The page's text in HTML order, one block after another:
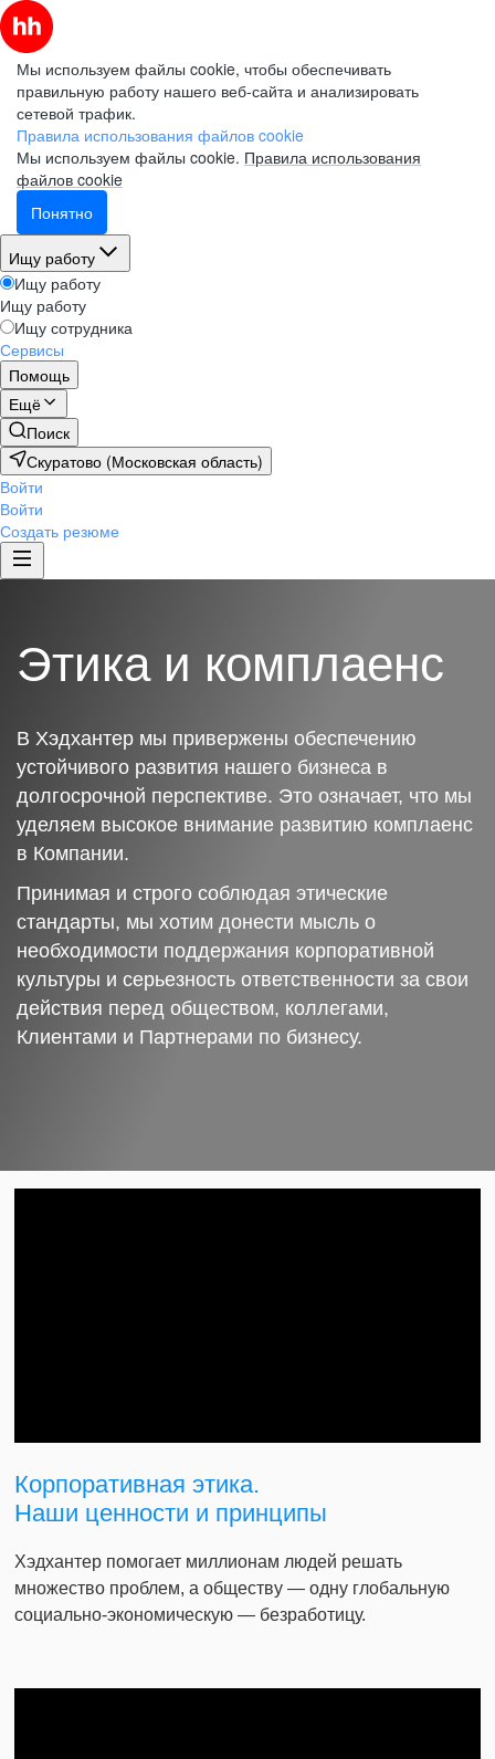
Мы используем файлы cookie, чтобы обеспечивать
правильную работу нашего веб-сайта и анализировать
сетевой трафик.
Правила использования файлов cookie
Мы используем файлы cookie. Правила использования
файлов cookie
Понятно
Ищу работу
Ищу работу
Ищу работу
Ищу сотрудника
Сервисы
Помощь
Ещё
Поиск
Скуратово (Московская область)
Войти
Войти
Создать резюме
Этика и комплаенс
В Хэдхантер мы привержены обеспечению
устойчивого развития нашего бизнеса в
долгосрочной перспективе. Это означает, что мы
уделяем высокое внимание развитию комплаенс
в Компании.
Принимая и строго соблюдая этические
стандарты, мы хотим донести мысль о
необходимости поддержания корпоративной
культуры и серьезность ответственности за свои
действия перед обществом, коллегами,
Клиентами и Партнерами по бизнесу.
Корпоративная этика.
Наши ценности и принципы
Хэдхантер помогает миллионам людей решать
множество проблем, а обществу — одну глобальную
социально-экономическую — безработицу.